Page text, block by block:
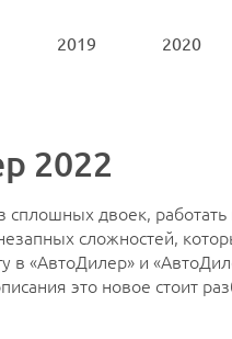
2019 2020
2022
сплошных двоек,
сложностей,
в «АвтоДилер» и
это новое стоит